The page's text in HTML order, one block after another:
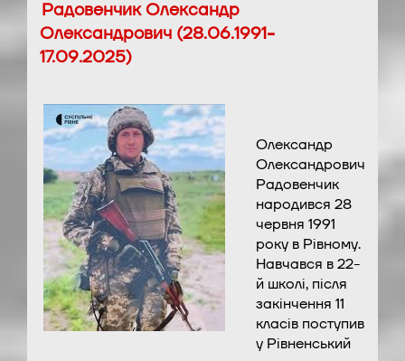
Радовенчик Олександр
Олександрович (28.06.1991-
17.09.2025)
Олександр
Олександрович
Радовенчик
народився 28
червня 1991
року в Рівному.
Навчався в 22-
й школі, після
закінчення 11
класів поступив
у Рівненський